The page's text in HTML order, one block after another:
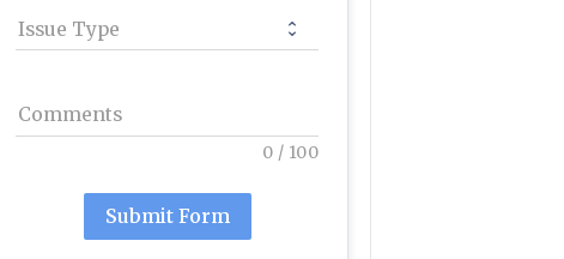
Issue Type
Comments
0 / 100
Submit Form